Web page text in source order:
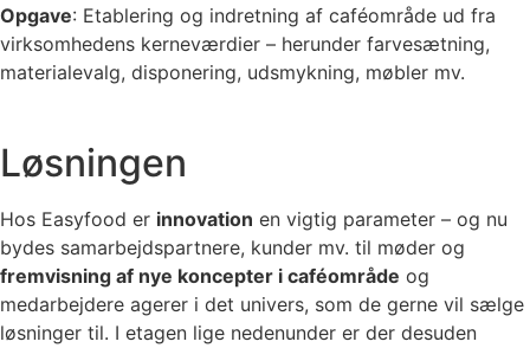
Opgave: Etablering og indretning af caféområde ud fra
virksomhedens kerneværdier – herunder farvesætning,
materialevalg, disponering, udsmykning, møbler mv.
Løsningen
Hos Easyfood er innovation en vigtig parameter – og nu
bydes samarbejdspartnere, kunder mv. til møder og
fremvisning af nye koncepter i caféområde og
medarbejdere agerer i det univers, som de gerne vil sælge
løsninger til. I etagen lige nedenunder er der desuden